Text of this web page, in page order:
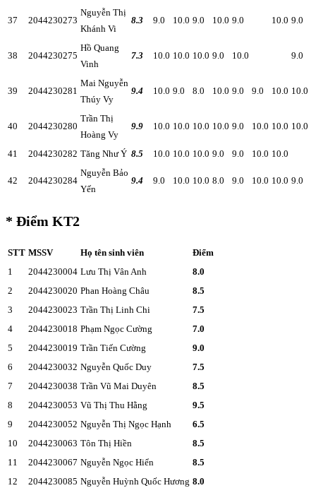
37 2044230273
Nguyễn Thị
Khánh Vi
8.3 9.0 10.0 9.0 10.0 9.0 10.0 9.0
38 2044230275
Hồ Quang
Vinh
7.3 10.0 10.0 10.0 9.0 10.0 9.0
39 2044230281
Mai Nguyễn
Thúy Vy
9.4 10.0 9.0 8.0 10.0 9.0 9.0 10.0 10.0
40 2044230280
Trần Thị
Hoàng Vy
9.9 10.0 10.0 10.0 10.0 9.0 10.0 10.0 10.0
41 2044230282 Tăng Như Ý 8.5 10.0 10.0 10.0 9.0 9.0 10.0 10.0
42 2044230284
Nguyễn Bảo
Yến
9.4 9.0 10.0 10.0 8.0 9.0 10.0 10.0 9.0
* Điểm KT2
STT MSSV Họ tên sinh viên
Điểm
1
2044230004 Lưu Thị Vân Anh
8.0
2
2044230020 Phan Hoàng Châu
8.5
3
2044230023 Trần Thị Linh Chi
7.5
4
2044230018 Phạm Ngọc Cường
7.0
5
2044230019 Trần Tiến Cường
9.0
6
2044230032 Nguyễn Quốc Duy
7.5
7
2044230038 Trần Vũ Mai Duyên
8.5
8
2044230053 Vũ Thị Thu Hằng
9.5
9
2044230052 Nguyễn Thị Ngọc Hạnh
6.5
10
2044230063 Tôn Thị Hiền
8.5
11
2044230067 Nguyễn Ngọc Hiển
8.5
12
2044230085 Nguyễn Huỳnh Quốc Hương 8.0